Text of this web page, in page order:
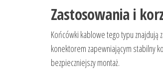
Zastosowania i
Końcówki kablowe tego typu
konektorem zapewniającym stabilny
bezpieczniejszy montaż.